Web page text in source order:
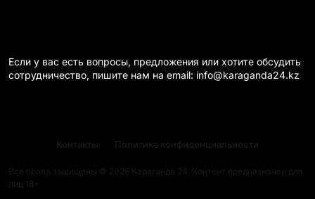
Если у вас есть вопросы, предложения или хотите обсудить
сотрудничество, пишите нам на email: info@karaganda24.kz
Все права защищены © 2026 Караганда 24. Контент предназначен для
лиц 18+.
Контакты Политика конфиденциальности